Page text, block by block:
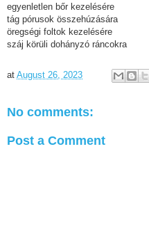
egyenletlen bőr kezelésére
tág pórusok összehúzására
öregségi foltok kezelésére
száj körüli dohányzó ráncokra
at August 26, 2023
No comments:
Post a Comment